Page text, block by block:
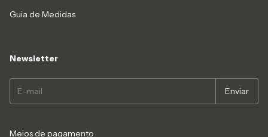
Guia de Medidas
Newsletter
Meios de pagamento